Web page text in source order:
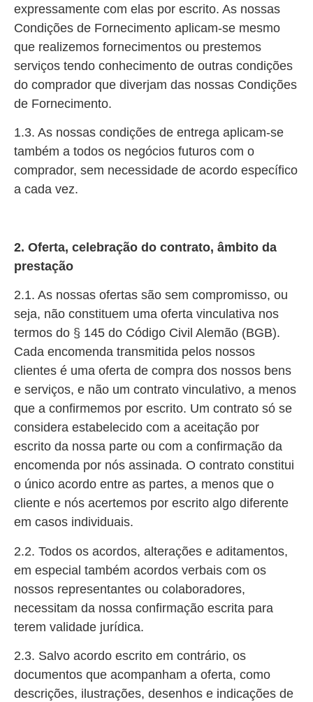
expressamente com elas por escrito. As nossas
Condições de Fornecimento aplicam-se mesmo
que realizemos fornecimentos ou prestemos
serviços tendo conhecimento de outras condições
do comprador que diverjam das nossas Condições
de Fornecimento.
1.3. As nossas condições de entrega aplicam-se
também a todos os negócios futuros com o
comprador, sem necessidade de acordo específico
a cada vez.
2. Oferta, celebração do contrato, âmbito da
prestação
2.1. As nossas ofertas são sem compromisso, ou
seja, não constituem uma oferta vinculativa nos
termos do § 145 do Código Civil Alemão (BGB).
Cada encomenda transmitida pelos nossos
clientes é uma oferta de compra dos nossos bens
e serviços, e não um contrato vinculativo, a menos
que a confirmemos por escrito. Um contrato só se
considera estabelecido com a aceitação por
escrito da nossa parte ou com a confirmação da
encomenda por nós assinada. O contrato constitui
o único acordo entre as partes, a menos que o
cliente e nós acertemos por escrito algo diferente
em casos individuais.
2.2. Todos os acordos, alterações e aditamentos,
em especial também acordos verbais com os
nossos representantes ou colaboradores,
necessitam da nossa confirmação escrita para
terem validade jurídica.
2.3. Salvo acordo escrito em contrário, os
documentos que acompanham a oferta, como
descrições, ilustrações, desenhos e indicações de